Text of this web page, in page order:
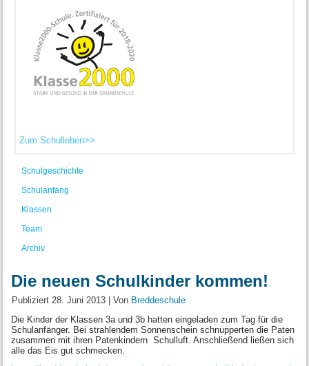
Zum Schulleben>>
Schulgeschichte
Schulanfang
Klassen
Team
Archiv
Die neuen Schulkinder kommen!
Publiziert 28. Juni 2013 |Von Breddeschule
Die Kinder der Klassen 3a und 3b hatten eingeladen zum Tag für die
Schulanfänger. Bei strahlendem Sonnenschein schnupperten die Paten
zusammen mit ihren Patenkindern Schulluft. Anschließend ließen sich
alle das Eis gut schmecken.